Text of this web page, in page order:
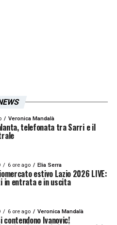
renderete conto che
sparito è perché
di 5 anni massimo e
hanno interpretato il
e non come
la responsabilità di
di questa società
altro hanno valori
Veronica Mandalà
telefonata tra Sarri e il
6 ore ago Elia Serra
estivo Lazio 2026 LIVE:
entrata e in uscita
6 ore ago Veronica Mandalà
contendono Ivanovic!